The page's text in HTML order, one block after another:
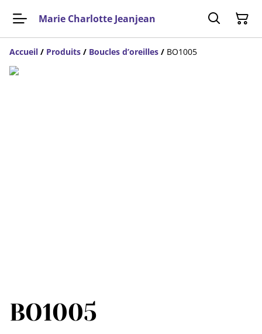
Marie Charlotte Jeanjean
Accueil / Produits / Boucles d’oreilles / BO1005
BO1005